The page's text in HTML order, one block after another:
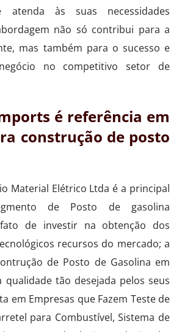
às suas necessidades
não só contribui para a
mas também para o sucesso e
no competitivo setor de
é referência em
construção de posto
Material Elétrico Ltda é a principal
de Posto de gasolina
de investir na obtenção dos
recursos do mercado; a
de Posto de Gasolina em
qualidade tão desejada pelos seus
em Empresas que Fazem Teste de
para Combustível, Sistema de